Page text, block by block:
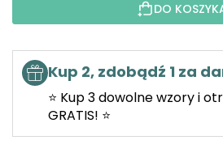
DO
Kup 2, zdobądź 1 za
⭐ Kup 3 dowolne wzory i
GRATIS! ⭐